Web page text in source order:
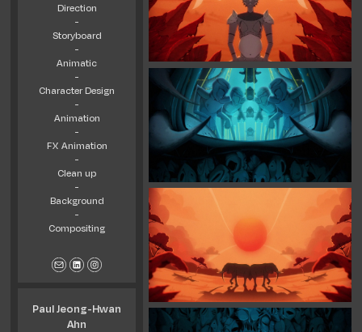
Direction
-
Storyboard
-
Animatic
-
Character Design
-
Animation
-
FX Animation
-
Clean up
-
Background
-
Compositing
Paul Jeong-Hwan
Ahn